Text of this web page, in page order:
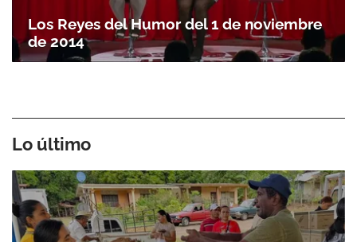
Los Reyes del Humor del 1 de noviembre
de 2014
Lo último